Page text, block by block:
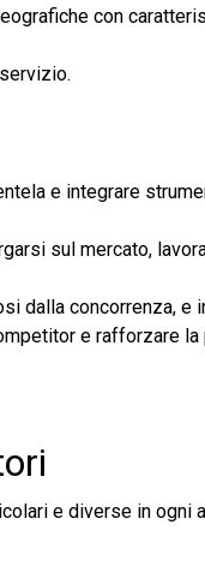
con
e integrare
sul mercato,
dalla concorrenza, e
e rafforzare la
e diverse in ogni